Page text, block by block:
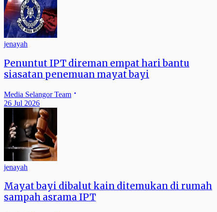
jenayah
Penuntut IPT direman empat hari bantu
siasatan penemuan mayat bayi
Media Selangor Team
26 Jul 2026
jenayah
Mayat bayi dibalut kain ditemukan di rumah
sampah asrama IPT